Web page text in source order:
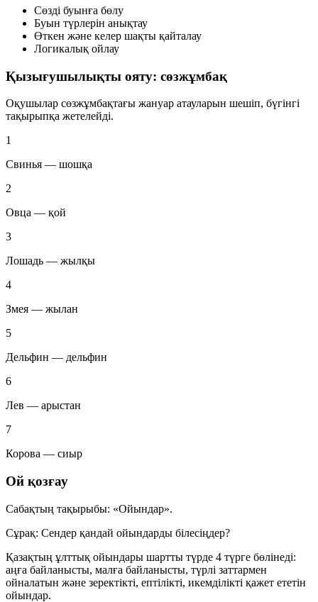
Сөзді буынға бөлу
Буын түрлерін анықтау
Өткен және келер шақты қайталау
Логикалық ойлау
Қызығушылықты ояту: сөзжұмбақ
Оқушылар сөзжұмбақтағы жануар атауларын шешіп, бүгінгі
тақырыпқа жетелейді.
1
Свинья — шошқа
2
Овца — қой
3
Лошадь — жылқы
4
Змея — жылан
5
Дельфин — дельфин
6
Лев — арыстан
7
Корова — сиыр
Ой қозғау
Сабақтың тақырыбы: «Ойындар».
Сұрақ: Сендер қандай ойындарды білесіңдер?
Қазақтың ұлттық ойындары шартты түрде 4 түрге бөлінеді:
аңға байланысты, малға байланысты, түрлі заттармен
ойналатын және зеректікті, ептілікті, икемділікті қажет ететін
ойындар.